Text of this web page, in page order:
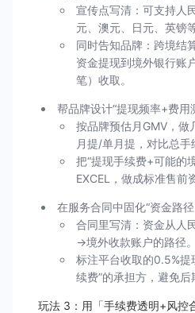
宣传点写清：可支持人
元、澳元、日元、英镑
同时告知品牌：跨境结
资金提现到境外银行账
笔）收取。
帮品牌设计“提现频率+费用
按品牌预估月GMV，做
月提/单月提，对比总手
把“提现手续费+可能的
EXCEL，做成标准售前
在服务合同中固化“资金路
合同里写清：资金从人
→境外收款账户的路径。
标注平台收取的0.5%提
续费”的承担方，避免后
玩法 3：用「手续费透明+风控